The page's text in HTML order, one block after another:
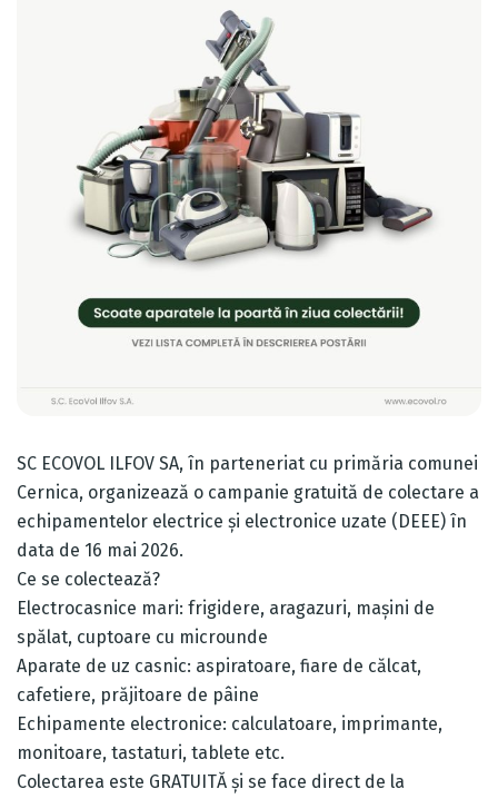
SC ECOVOL ILFOV SA, în parteneriat cu primăria comunei
Cernica, organizează o campanie gratuită de colectare a
echipamentelor electrice și electronice uzate (DEEE) în
data de 16 mai 2026.
Ce se colectează?
Electrocasnice mari: frigidere, aragazuri, mașini de
spălat, cuptoare cu microunde
Aparate de uz casnic: aspiratoare, fiare de călcat,
cafetiere, prăjitoare de pâine
Echipamente electronice: calculatoare, imprimante,
monitoare, tastaturi, tablete etc.
Colectarea este GRATUITĂ și se face direct de la